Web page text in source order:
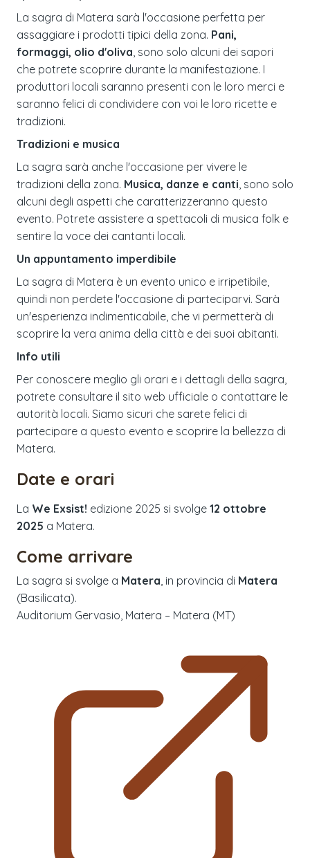
La sagra di Matera sarà l'occasione perfetta per
assaggiare i prodotti tipici della zona. Pani,
formaggi, olio d'oliva , sono solo alcuni dei sapori
che potrete scoprire durante la manifestazione. I
produttori locali saranno presenti con le loro merci e
saranno felici di condividere con voi le loro ricette e
tradizioni.
Tradizioni e musica
La sagra sarà anche l'occasione per vivere le
tradizioni della zona. Musica, danze e canti , sono solo
alcuni degli aspetti che caratterizzeranno questo
evento. Potrete assistere a spettacoli di musica folk e
sentire la voce dei cantanti locali.
Un appuntamento imperdibile
La sagra di Matera è un evento unico e irripetibile,
quindi non perdete l'occasione di parteciparvi. Sarà
un'esperienza indimenticabile, che vi permetterà di
scoprire la vera anima della città e dei suoi abitanti.
Info utili
Per conoscere meglio gli orari e i dettagli della sagra,
potrete consultare il sito web ufficiale o contattare le
autorità locali. Siamo sicuri che sarete felici di
partecipare a questo evento e scoprire la bellezza di
Matera.
Date e orari
La We Exsist! edizione 2025 si svolge 12 ottobre
2025 a Matera.
Come arrivare
La sagra si svolge a Matera , in provincia di Matera
(Basilicata).
Auditorium Gervasio, Matera – Matera (MT)